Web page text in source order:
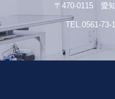
〒470-0115 愛
TEL.0561-